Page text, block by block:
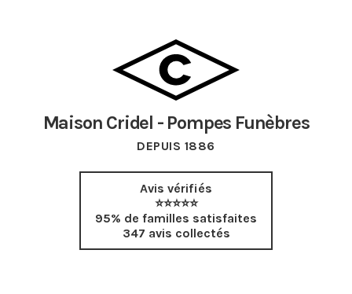
Maison Cridel - Pompes Funèbres
DEPUIS 1886
Avis vérifiés
⭐⭐⭐⭐⭐
95% de familles satisfaites
347 avis collectés